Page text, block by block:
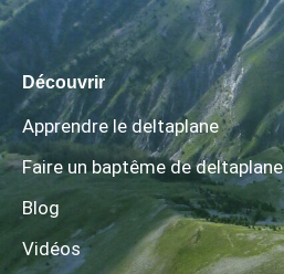
Découvrir
Apprendre le deltaplane
Faire un baptême de deltaplane
Blog
Vidéos